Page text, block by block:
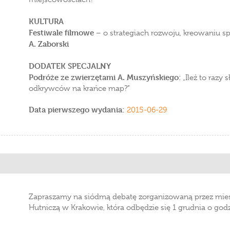
KULTURA
Festiwale filmowe – o strategiach rozwoju, kreowaniu
A. Zaborski
DODATEK SPECJALNY
Podróże ze zwierzętami A. Muszyńskiego: „Ileż to razy
odkrywców na krańce map?”
Data pierwszego wydania: 2015-06-29
Zapraszamy na siódmą debatę zorganizowaną przez
Hutniczą w Krakowie, która odbędzie się 1 grudnia o